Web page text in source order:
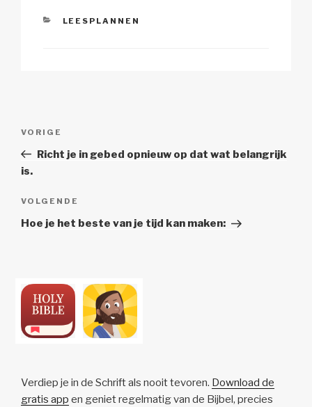
CATEGORIEËN
LEESPLANNEN
Vorig
bericht
VORIGE
Richt je in gebed opnieuw op dat wat belangrijk
is.
Volgend
Bericht
VOLGENDE
Hoe je het beste van je tijd kan maken:
Verdiep je in de Schrift als nooit tevoren. Download de
gratis app en geniet regelmatig van de Bijbel, precies